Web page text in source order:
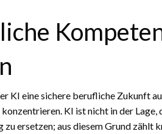
KI eine sichere berufliche Zukunft
KI ist nicht in der
ersetzen; aus diesem Grund zählt